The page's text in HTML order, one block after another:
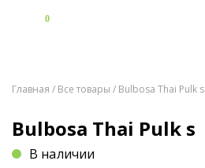
0
Главная / Все товары / Bulbosa Thai Pulk s
Bulbosa Thai Pulk s
В наличии